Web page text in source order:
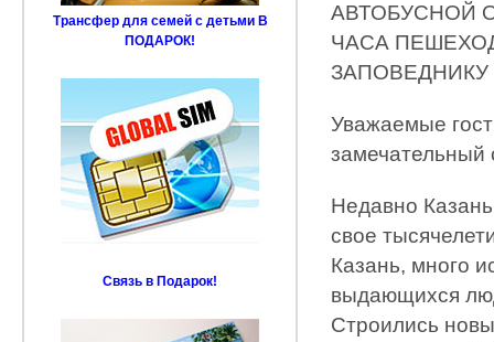
АВТОБУСНОЙ
ЧАСА
ЗАПОВЕДНИКУ
Уважаемые
замечательный
Недавно
свое
Казань, много
выдающихся
Строились
Трансфер для семей с детьми В
ПОДАРОК!
Связь в Подарок!